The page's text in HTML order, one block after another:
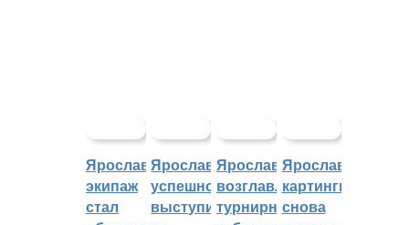
Ярославский
экипаж
стал
Ярославцы
успешно
выступили
Ярославцы
возглавляют
турнирную
Ярославские
картингисты
снова